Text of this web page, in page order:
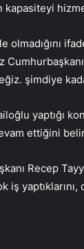
kapasiteyi
şimdiye
yaptığı
ettiğini
Recep
iş